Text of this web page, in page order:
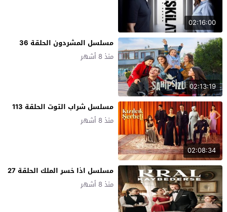
02:16:00
02:13:19
مسلسل المشردون الحلقة 36
منذ 8 أشهر
02:08:34
مسلسل شراب التوت الحلقة 113
منذ 8 أشهر
مسلسل اذا خسر الملك الحلقة 27
منذ 8 أشهر